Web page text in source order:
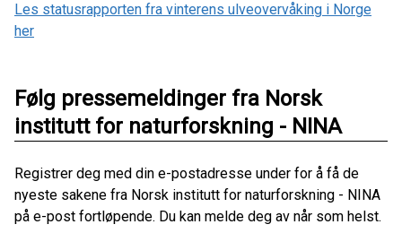
Les statusrapporten fra vinterens ulveovervåking i Norge
her
Følg pressemeldinger fra Norsk
institutt for naturforskning - NINA
Registrer deg med din e-postadresse under for å få de
nyeste sakene fra Norsk institutt for naturforskning - NINA
på e-post fortløpende. Du kan melde deg av når som helst.